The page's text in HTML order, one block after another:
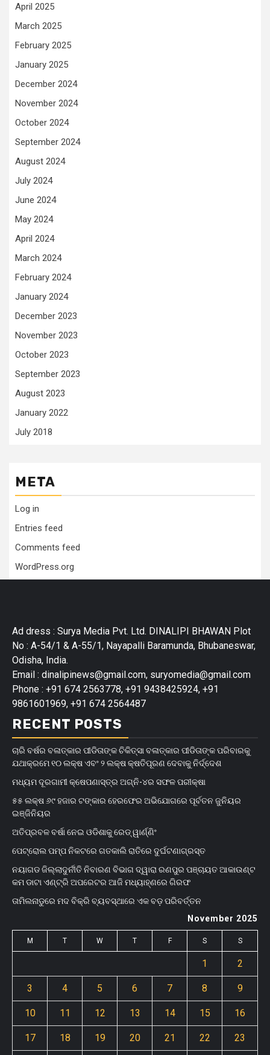
April 2025
March 2025
February 2025
January 2025
December 2024
November 2024
October 2024
September 2024
August 2024
July 2024
June 2024
May 2024
April 2024
March 2024
February 2024
January 2024
December 2023
November 2023
October 2023
September 2023
August 2023
January 2022
July 2018
META
Log in
Entries feed
Comments feed
WordPress.org
Ad dress : Surya Media Pvt. Ltd. DINALIPI BHAWAN Plot
No : A-54/1 & A-55/1, Nayapalli Baramunda, Bhubaneswar,
Odisha, India.
Email : dinalipinews@gmail.com, suryomedia@gmail.com
Phone : +91 674 2563778, +91 9438425924, +91
9861601969, +91 674 2564487
RECENT POSTS
ଚାରି ବର୍ଷର ବଳାତ୍କାର ପୀଡିତାଙ୍କ ଚିକିତ୍ସା ବଳାତ୍କାର ପୀଡିତାଙ୍କ ପରିବାରକୁ
ଯଥାକ୍ରମେ ୧୦ ଲକ୍ଷ ଏବଂ ୨ ଲକ୍ଷ କ୍ଷତିପୂରଣ ଦେବାକୁ ନିର୍ଦ୍ଦେଶ
ମଧ୍ୟମ ଦୂରଗାମୀ କ୍ଷେପଣାସ୍ତ୍ର ଅଗ୍ନି-୪ର ସଫଳ ପରୀକ୍ଷା
୫୫ ଲକ୍ଷ ୬୯ ହଜାର ଟଙ୍କାର ହେରଫେର ଅଭିଯୋଗରେ ପୂର୍ବତନ ଜୁନିୟର
ଇଞ୍ଜିନିୟର
ଅତିପ୍ରବଳ ବର୍ଷା ନେଇ ଓଡିଶାକୁ ରେଡ୍ ୱାର୍ଣ୍ଣିଂ
ପେଟ୍ରୋଲ ପମ୍ପ ନିକଟରେ ଗତକାଲି ରାତିରେ ଦୁର୍ଘଟଣାଗ୍ରସ୍ତ
ନୟାଗଡ ଜିଲ୍ଲାଦୁର୍ନୀତି ନିବାରଣ ବିଭାଗ ଦ୍ୱାରା ରଣପୁର ପଞ୍ଚାୟତ ଆକାଉଣ୍ଟ
କମ ଡାଟା ଏଣ୍ଟ୍ରି ଅପରେଟର ଆଜି ମଧ୍ୟାହ୍‌ଣରେ ଗିରଫ
ତାମିଲନାଡୁରେ ମଦ ବିକ୍ରି ବ୍ୟବସ୍ଥାରେ ଏକ ବଡ଼ ପରିବର୍ତ୍ତନ
November 2025
M T W T F S S
1 2
3 4 5 6 7 8 9
10 11 12 13 14 15 16
17 18 19 20 21 22 23